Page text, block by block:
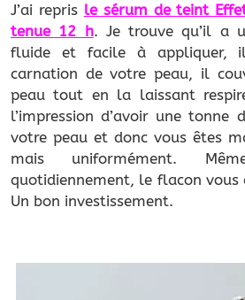
J’ai repris le sérum de teint
tenue 12 h. Je trouve qu’il a
fluide et facile à appliquer,
carnation de votre peau, il
peau tout en la laissant
l’impression d’avoir une
votre peau et donc vous êtes
mais uniformément.
quotidiennement, le flacon vous
Un bon investissement.